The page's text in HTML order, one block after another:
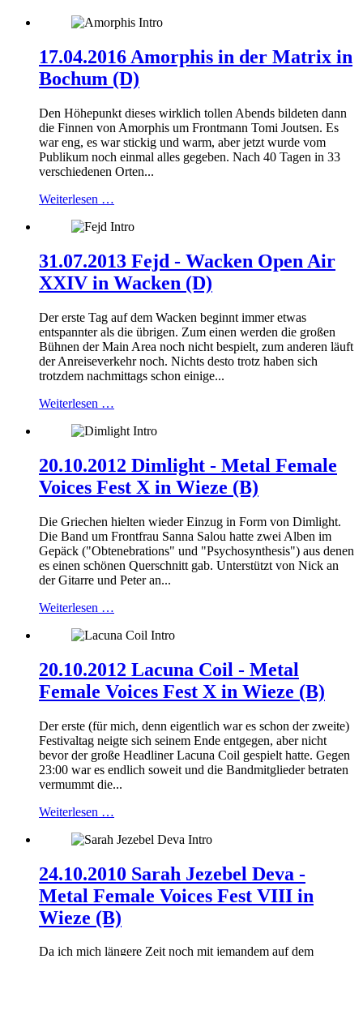
17.04.2016 Amorphis in der Matrix in
Bochum (D)
Den Höhepunkt dieses wirklich tollen Abends bildeten dann
die Finnen von Amorphis um Frontmann Tomi Joutsen. Es
war eng, es war stickig und warm, aber jetzt wurde vom
Publikum noch einmal alles gegeben. Nach 40 Tagen in 33
verschiedenen Orten...
Weiterlesen …
31.07.2013 Fejd - Wacken Open Air
XXIV in Wacken (D)
Der erste Tag auf dem Wacken beginnt immer etwas
entspannter als die übrigen. Zum einen werden die großen
Bühnen der Main Area noch nicht bespielt, zum anderen läuft
der Anreiseverkehr noch. Nichts desto trotz haben sich
trotzdem nachmittags schon einige...
Weiterlesen …
20.10.2012 Dimlight - Metal Female
Voices Fest X in Wieze (B)
Die Griechen hielten wieder Einzug in Form von Dimlight.
Die Band um Frontfrau Sanna Salou hatte zwei Alben im
Gepäck ("Obtenebrations" und "Psychosynthesis") aus denen
es einen schönen Querschnitt gab. Unterstützt von Nick an
der Gitarre und Peter an...
Weiterlesen …
20.10.2012 Lacuna Coil - Metal
Female Voices Fest X in Wieze (B)
Der erste (für mich, denn eigentlich war es schon der zweite)
Festivaltag neigte sich seinem Ende entgegen, aber nicht
bevor der große Headliner Lacuna Coil gespielt hatte. Gegen
23:00 war es endlich soweit und die Bandmitglieder betraten
vermummt die...
Weiterlesen …
24.10.2010 Sarah Jezebel Deva -
Metal Female Voices Fest VIII in
Wieze (B)
Da ich mich längere Zeit noch mit jemandem auf dem